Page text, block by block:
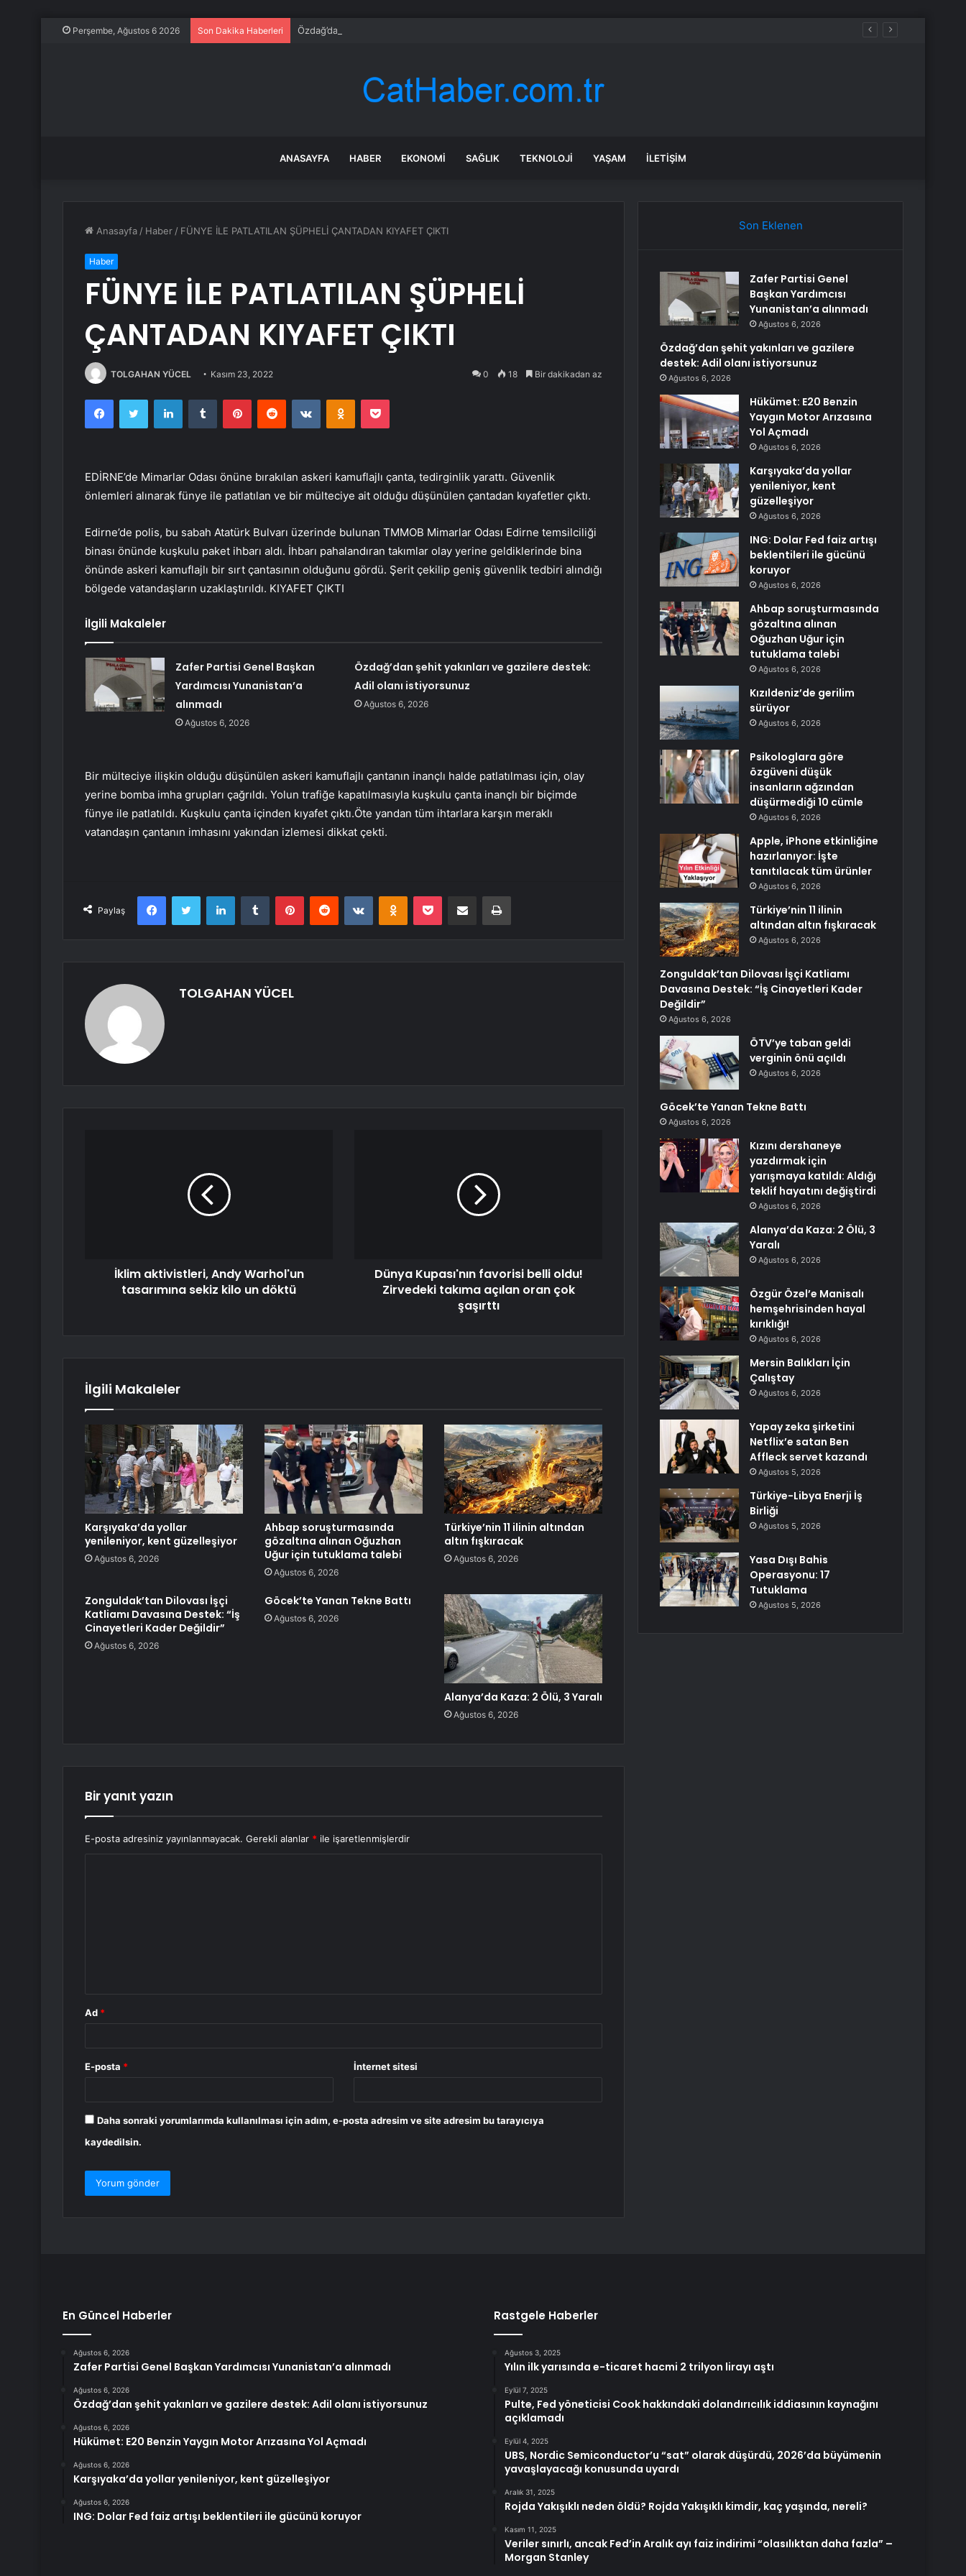
Perşembe, Ağustos 6 2026 Son Dakika Haberleri Özdağ’dan şehit yakınları ve gazilere destek: Adil olanı istiyorsunuz
ANASAYFA HABER EKONOMI SAĞLIK TEKNOLOJI YAŞAM İLETIŞIM
Anasayfa / Haber / FÜNYE İLE PATLATILAN ŞÜPHELİ ÇANTADAN KIYAFET ÇIKTI
Haber
FÜNYE İLE PATLATILAN ŞÜPHELİ
ÇANTADAN KIYAFET ÇIKTI
TOLGAHAN YÜCEL Kasım 23, 2022 0 18 Bir dakikadan az
FacebookTwitter LinkedInTumblr PinterestReddit VKontakteOdnoklassniki
Pocket
EDİRNE’de Mimarlar Odası önüne bırakılan askeri kamuflajlı çanta, tedirginlik yarattı. Güvenlik
önlemleri alınarak fünye ile patlatılan ve bir mülteciye ait olduğu düşünülen çantadan kıyafetler çıktı.
Edirne’de polis, bu sabah Atatürk Bulvarı üzerinde bulunan TMMOB Mimarlar Odası Edirne temsilciliği
binası önünde kuşkulu paket ihbarı aldı. İhbarı pahalandıran takımlar olay yerine geldiklerinde bina
önünde askeri kamuflajlı bir sırt çantasının olduğunu gördü. Şerit çekilip geniş güvenlik tedbiri alındığı
bölgede vatandaşların uzaklaştırıldı. KIYAFET ÇIKTI
İlgili Makaleler
Zafer Partisi Genel Başkan
Yardımcısı Yunanistan’a
alınmadı
Ağustos 6, 2026
Özdağ’dan şehit yakınları ve gazilere destek:
Adil olanı istiyorsunuz
Ağustos 6, 2026
Bir mülteciye ilişkin olduğu düşünülen askeri kamuflajlı çantanın inançlı halde patlatılması için, olay
yerine bomba imha grupları çağrıldı. Yolun trafiğe kapatılmasıyla kuşkulu çanta inançlı bir biçimde
fünye ile patlatıldı. Kuşkulu çanta içinden kıyafet çıktı.Öte yandan tüm ihtarlara karşın meraklı
vatandaşın çantanın imhasını yakından izlemesi dikkat çekti.
Paylaş
FacebookTwitter LinkedInTumblr PinterestReddit VKontakteOdnoklassniki
Pocket E-Posta ile paylaş Yazdır
TOLGAHAN YÜCEL
İklim aktivistleri, Andy Warhol'un
tasarımına sekiz kilo un döktü
Dünya Kupası'nın favorisi belli oldu!
Zirvedeki takıma açılan oran çok
şaşırttı
İlgili Makaleler
Karşıyaka’da yollar
yenileniyor, kent güzelleşiyor
Ağustos 6, 2026
Ahbap soruşturmasında
gözaltına alınan Oğuzhan
Uğur için tutuklama talebi
Ağustos 6, 2026
Türkiye’nin 11 ilinin altından
altın fışkıracak
Ağustos 6, 2026
Zonguldak’tan Dilovası İşçi
Katliamı Davasına Destek: “İş
Cinayetleri Kader Değildir”
Ağustos 6, 2026
Göcek’te Yanan Tekne Battı
Ağustos 6, 2026
Alanya’da Kaza: 2 Ölü, 3 Yaralı
Ağustos 6, 2026
Bir yanıt yazın
E-posta adresiniz yayınlanmayacak. Gerekli alanlar * ile işaretlenmişlerdir
Ad *
E-posta * İnternet sitesi
Daha sonraki yorumlarımda kullanılması için adım, e-posta adresim ve site adresim bu tarayıcıya
kaydedilsin.
Son Eklenen
Zafer Partisi Genel
Başkan Yardımcısı
Yunanistan’a alınmadı
Ağustos 6, 2026
Özdağ’dan şehit yakınları ve gazilere
destek: Adil olanı istiyorsunuz
Ağustos 6, 2026
Hükümet: E20 Benzin
Yaygın Motor Arızasına
Yol Açmadı
Ağustos 6, 2026
Karşıyaka’da yollar
yenileniyor, kent
güzelleşiyor
Ağustos 6, 2026
ING: Dolar Fed faiz artışı
beklentileri ile gücünü
koruyor
Ağustos 6, 2026
Ahbap soruşturmasında
gözaltına alınan
Oğuzhan Uğur için
tutuklama talebi
Ağustos 6, 2026
Kızıldeniz’de gerilim
sürüyor
Ağustos 6, 2026
Psikologlara göre
özgüveni düşük
insanların ağzından
düşürmediği 10 cümle
Ağustos 6, 2026
Apple, iPhone etkinliğine
hazırlanıyor: İşte
tanıtılacak tüm ürünler
Ağustos 6, 2026
Türkiye’nin 11 ilinin
altından altın fışkıracak
Ağustos 6, 2026
Zonguldak’tan Dilovası İşçi Katliamı
Davasına Destek: “İş Cinayetleri Kader
Değildir”
Ağustos 6, 2026
ÖTV’ye taban geldi
verginin önü açıldı
Ağustos 6, 2026
Göcek’te Yanan Tekne Battı
Ağustos 6, 2026
Kızını dershaneye
yazdırmak için
yarışmaya katıldı: Aldığı
teklif hayatını değiştirdi
Ağustos 6, 2026
Alanya’da Kaza: 2 Ölü, 3
Yaralı
Ağustos 6, 2026
Özgür Özel’e Manisalı
hemşehrisinden hayal
kırıklığı!
Ağustos 6, 2026
Mersin Balıkları İçin
Çalıştay
Ağustos 6, 2026
Yapay zeka şirketini
Netflix’e satan Ben
Affleck servet kazandı
Ağustos 5, 2026
Türkiye-Libya Enerji İş
Birliği
Ağustos 5, 2026
Yasa Dışı Bahis
Operasyonu: 17
Tutuklama
Ağustos 5, 2026
En Güncel Haberler
Ağustos 6, 2026
Zafer Partisi Genel Başkan Yardımcısı Yunanistan’a alınmadı
Ağustos 6, 2026
Özdağ’dan şehit yakınları ve gazilere destek: Adil olanı istiyorsunuz
Ağustos 6, 2026
Hükümet: E20 Benzin Yaygın Motor Arızasına Yol Açmadı
Ağustos 6, 2026
Karşıyaka’da yollar yenileniyor, kent güzelleşiyor
Ağustos 6, 2026
ING: Dolar Fed faiz artışı beklentileri ile gücünü koruyor
Rastgele Haberler
Ağustos 3, 2025
Yılın ilk yarısında e-ticaret hacmi 2 trilyon lirayı aştı
Eylül 7, 2025
Pulte, Fed yöneticisi Cook hakkındaki dolandırıcılık iddiasının kaynağını
açıklamadı
Eylül 4, 2025
UBS, Nordic Semiconductor’u “sat” olarak düşürdü, 2026’da büyümenin
yavaşlayacağı konusunda uyardı
Aralık 31, 2025
Rojda Yakışıklı neden öldü? Rojda Yakışıklı kimdir, kaç yaşında, nereli?
Kasım 11, 2025
Veriler sınırlı, ancak Fed’in Aralık ayı faiz indirimi “olasılıktan daha fazla” –
Morgan Stanley